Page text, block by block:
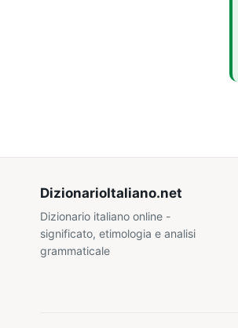
DizionarioItaliano.net
Dizionario italiano online -
significato, etimologia e analisi
grammaticale